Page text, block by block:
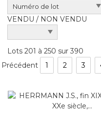
VENDU / NON VENDU
Lots 201 à 250 sur 390
Précédent
1 2 3